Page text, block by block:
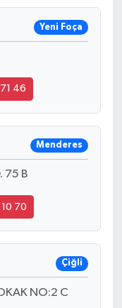
Yeni Foça
46
Menderes
75 B
70
Çiğli
NO:2 C